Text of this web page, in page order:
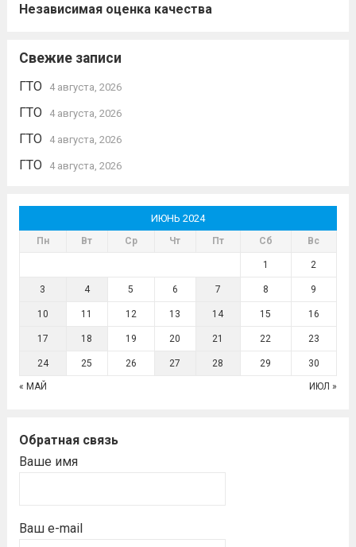
Независимая оценка качества
Свежие записи
ГТО 4 августа, 2026
ГТО 4 августа, 2026
ГТО 4 августа, 2026
ГТО 4 августа, 2026
ИЮНЬ 2024
Пн Вт Ср Чт Пт Сб Вс
1 2
3 4 5 6 7 8 9
10 11 12 13 14 15 16
17 18 19 20 21 22 23
24 25 26 27 28 29 30
« МАЙ ИЮЛ »
Обратная связь
Ваше имя
Ваш e-mail